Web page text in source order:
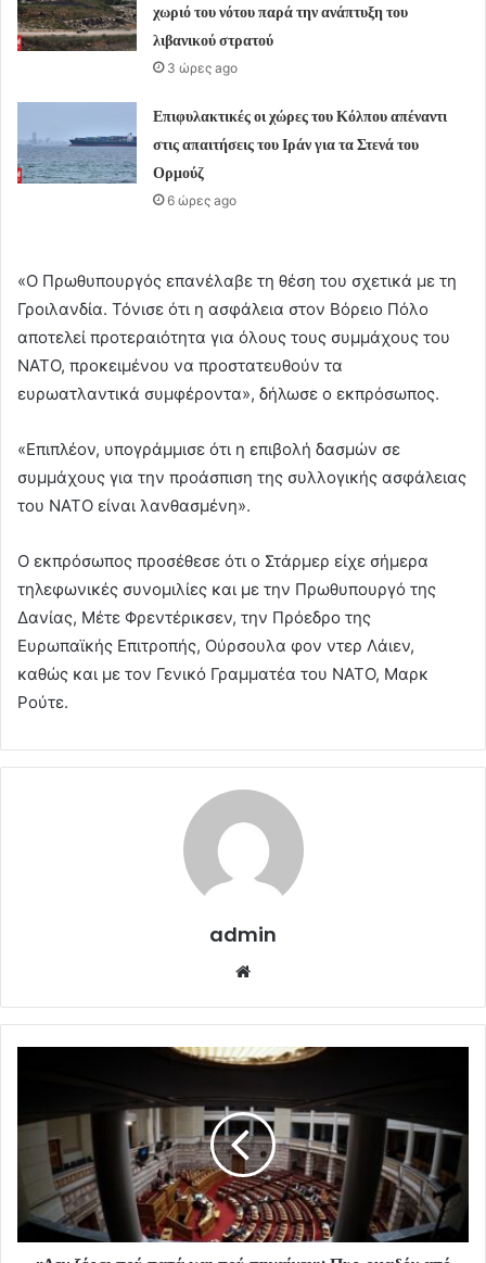
χωριό του νότου παρά την ανάπτυξη του
λιβανικού στρατού
3 ώρες ago
Επιφυλακτικές οι χώρες του Κόλπου απέναντι
στις απαιτήσεις του Ιράν για τα Στενά του
Ορμούζ
6 ώρες ago
«Ο Πρωθυπουργός επανέλαβε τη θέση του σχετικά με τη
Γροιλανδία. Τόνισε ότι η ασφάλεια στον Βόρειο Πόλο
αποτελεί προτεραιότητα για όλους τους συμμάχους του
ΝΑΤΟ, προκειμένου να προστατευθούν τα
ευρωατλαντικά συμφέροντα», δήλωσε ο εκπρόσωπος.
«Επιπλέον, υπογράμμισε ότι η επιβολή δασμών σε
συμμάχους για την προάσπιση της συλλογικής ασφάλειας
του ΝΑΤΟ είναι λανθασμένη».
Ο εκπρόσωπος προσέθεσε ότι ο Στάρμερ είχε σήμερα
τηλεφωνικές συνομιλίες και με την Πρωθυπουργό της
Δανίας, Μέτε Φρεντέρικσεν, την Πρόεδρο της
Ευρωπαϊκής Επιτροπής, Ούρσουλα φον ντερ Λάιεν,
καθώς και με τον Γενικό Γραμματέα του ΝΑΤΟ, Μαρκ
Ρούτε.
admin